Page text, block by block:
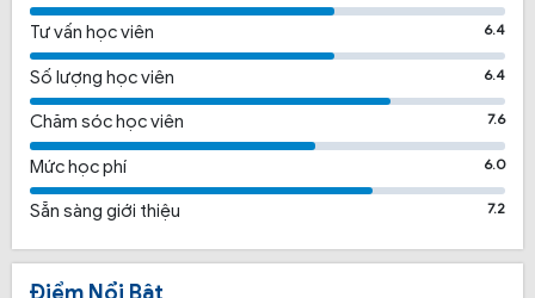
Tư vấn học viên 6.4
Số lượng học viên 6.4
Chăm sóc học viên 7.6
Mức học phí 6.0
Sẵn sàng giới thiệu 7.2